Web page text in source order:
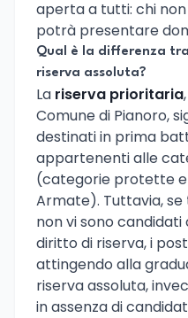
aperta a tutti: chi
potrà presentare
Qual è la differenza
riserva assoluta?
La riserva prioritaria
Comune di Pianoro,
destinati in prima
appartenenti alle
(categorie protette
Armate). Tuttavia,
non vi sono
diritto di riserva, i
attingendo alla
riserva assoluta,
in assenza di